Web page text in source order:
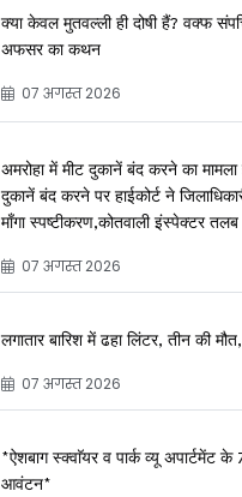
क्या केवल मुतवल्ली ही दोषी हैं? वक्फ
अफसर का कथन
07 अगस्त 2026
अमरोहा में मीट दुकानें बंद करने का मामला
दुकानें बंद करने पर हाईकोर्ट ने
माँगा स्पष्टीकरण,कोतवाली इंस्पेक्टर तलब
07 अगस्त 2026
लगातार बारिश में ढहा लिंटर, तीन की
07 अगस्त 2026
*ऐशबाग स्क्वाॅयर व पार्क व्यू अपार्टमेंट
आवंटन*